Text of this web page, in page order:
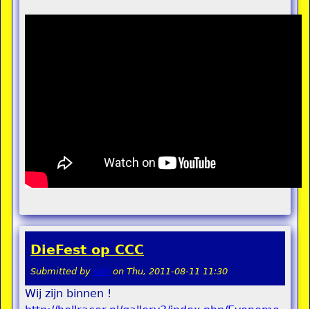
DieFest op CCC
Submitted by stel on Thu, 2011-08-11 11:30
Wij zijn binnen !